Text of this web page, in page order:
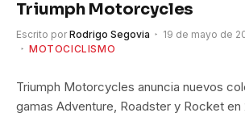
Triumph Motorcycles
Escrito por Rodrigo Segovia
19 de mayo de
MOTOCICLISMO
Triumph Motorcycles anuncia nuevos
gamas Adventure, Roadster y Rocket